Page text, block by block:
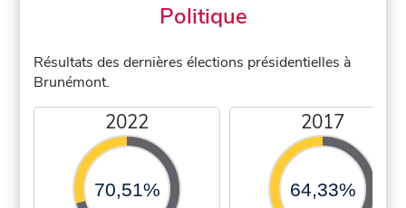
Politique
Résultats des dernières élections présidentielles à
Brunémont.
2022
70,51%
2017
64,33%